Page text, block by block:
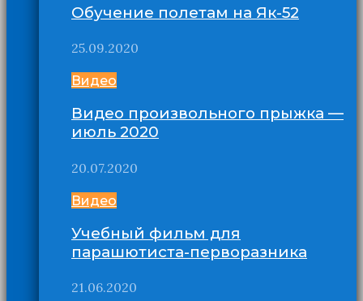
Обучение полетам на Як-52
25.09.2020
Видео
Видео произвольного прыжка —
июль 2020
20.07.2020
Видео
Учебный фильм для
парашютиста-перворазника
21.06.2020